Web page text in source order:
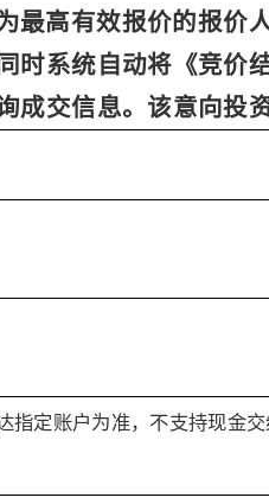
最高有效报价的报价
时系统自动将《竞价
成交信息。该意向投
指定账户为准，不支持现金